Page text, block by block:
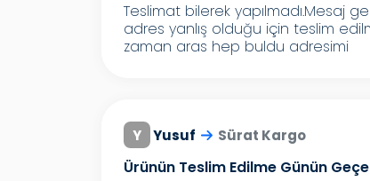
Teslimat bilerek yapılmadı.Mesaj
adres yanlış olduğu için teslim
zaman aras hep buldu adresimi
Y Yusuf Sürat Kargo
Ürünün Teslim Edilme Günün